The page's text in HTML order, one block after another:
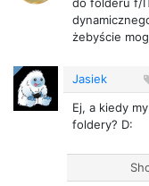
żebyście
Jasiek
Ej, a kiedy
foldery? D: